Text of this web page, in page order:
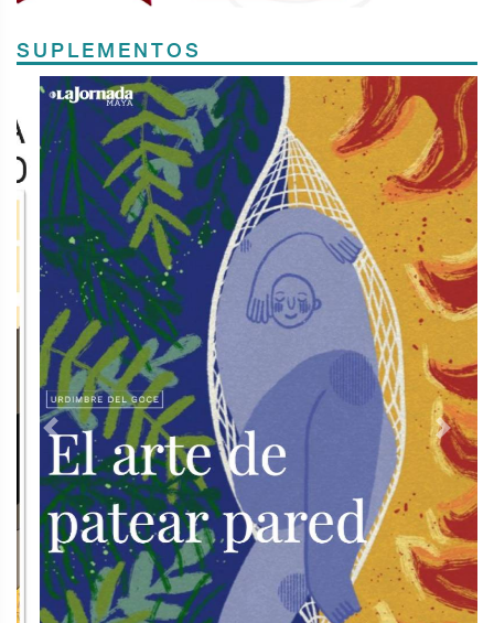
SUPLEMENTOS
Previous Next